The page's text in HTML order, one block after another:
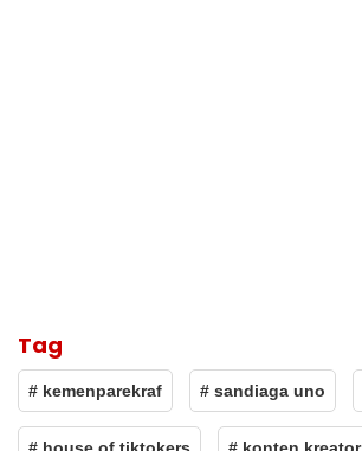
Tag
# kemenparekraf # sandiaga uno
# house of tiktokers # konten kreator